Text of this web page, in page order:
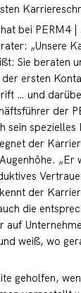
bei PERM4 |
„Unsere
Sie beraten
ersten
… und
der
sein spezielles
der
„Er
der
die
auf
weiß, wo
geholfen,